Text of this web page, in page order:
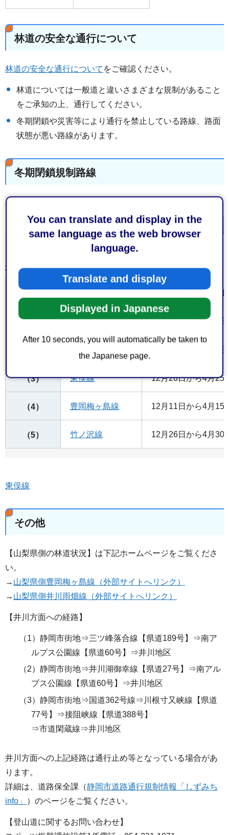
You can translate and display in the
same language as the web browser
language.
Translate and display
Displayed in Japanese
After 10 seconds, you will automatically be taken to
the Japanese page.
林道の安全な通行について
林道の安全な通行について をご確認ください。
林道については一般道と違いさまざまな規制があること
をご承知の上、通行してください。
冬期閉鎖や災害等により通行を禁止している路線、路面
状態が悪い路線があります。
冬期閉鎖規制路線
冬期閉鎖期間中は原則としてすべての通行を禁止します。
画面サイズで表示
林道の冬期閉鎖規制路線
冬期閉鎖
（1） 井川雨畑線 12月1日から4月30
12月1日から4月30
（3） 東俣線 12月26日から4月25
（4） 豊岡梅ヶ島線 12月11日から4月15
（5） 竹ノ沢線 12月26日から4月30
東俣線
その他
【山梨県側の林道状況】は下記ホームページをご覧くださ
い。
→ 山梨県側豊岡梅ヶ島線（外部サイトへリンク）
→ 山梨県側井川雨畑線（外部サイトへリンク）
【井川方面への経路】
（1）静岡市街地⇒三ツ峰落合線【県道189号】⇒南ア
ルプス公園線【県道60号】⇒井川地区
（2）静岡市街地⇒井川湖御幸線【県道27号】⇒南アル
プス公園線【県道60号】⇒井川地区
（3）静岡市街地⇒国道362号線⇒川根寸又峡線【県道
77号】⇒接阻峡線【県道388号】
⇒市道閑蔵線⇒井川地区
井川方面への上記経路は通行止め等となっている場合があ
ります。
詳細は、道路保全課（静岡市道路通行規制情報「しずみち
info」
）のページをご覧ください。
【登山道に関するお問い合わせ】